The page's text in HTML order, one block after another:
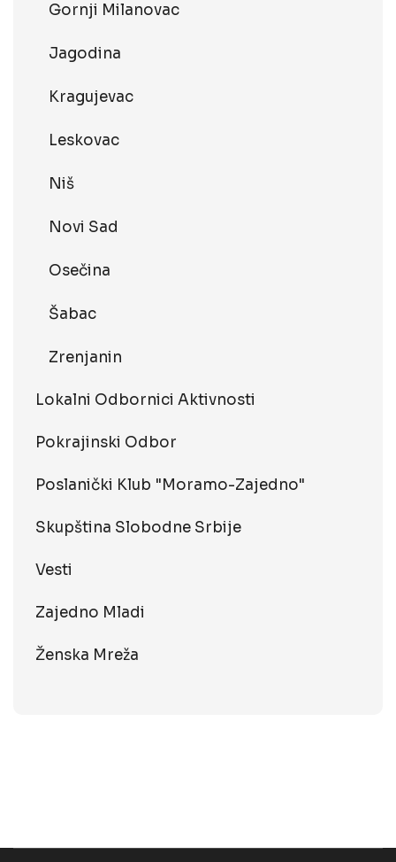
Gornji Milanovac
Jagodina
Kragujevac
Leskovac
Niš
Novi Sad
Osečina
Šabac
Zrenjanin
Lokalni Odbornici Aktivnosti
Pokrajinski Odbor
Poslanički Klub "Moramo-Zajedno"
Skupština Slobodne Srbije
Vesti
Zajedno Mladi
Ženska Mreža